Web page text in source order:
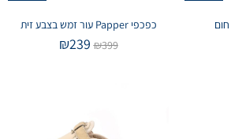
כפכפי Papper עור זמש בצבע זית
₪399
₪239